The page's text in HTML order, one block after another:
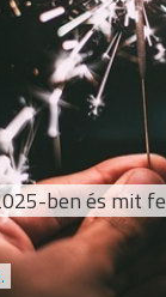
ben és mit